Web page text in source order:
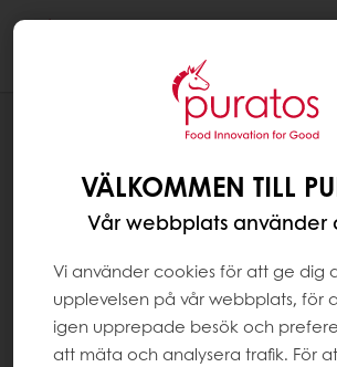
VÄLKOMMEN TILL
Vår webbplats använder
Vi använder cookies för att ge dig
upplevelsen på vår webbplats, för
igen upprepade besök och
att mäta och analysera trafik. För
Konsumentinsikter
Om Puratos
Nyheter
Kontakta oss